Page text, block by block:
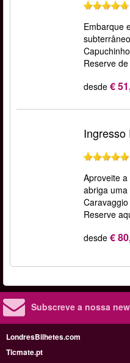
Embarque
Reserve
desde €
Ingresso
Aproveite
abriga
Reserve
desde €
Subscreve a nossa
LondresBilhetes.com
Ticmate.pt